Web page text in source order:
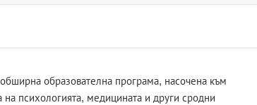
образователна програма, насочена към
психологията, медицината и други сродни